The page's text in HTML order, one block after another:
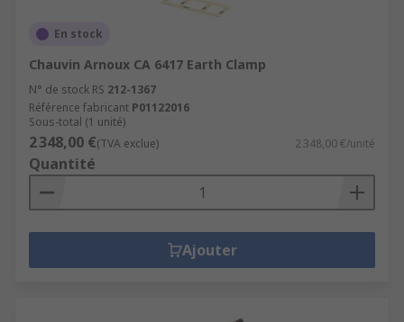
En stock
Chauvin Arnoux CA 6417 Earth Clamp
N° de stock RS 212-1367
Référence fabricant P01122016
Sous-total (1 unité)
2 348,00 €(TVA exclue) 2 348,00 €/unité
Quantité
Ajouter